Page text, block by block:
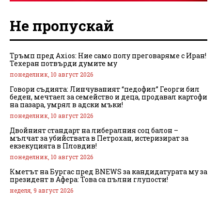
Не пропускай
Тръмп пред Axios: Ние само полу преговаряме с Иран!
Техеран потвърди думите му
понеделник, 10 август 2026
Говори съдията: Линчуваният “педофил” Георги бил
беден, мечтаел за семейство и деца, продавал картофи
на пазара, умрял в адски мъки!
понеделник, 10 август 2026
Двойният стандарт на либералния соц балон –
мълчат за убийствата в Петрохан, истеризират за
екзекуцията в Пловдив!
понеделник, 10 август 2026
Кметът на Бургас пред BNEWS за кандидатурата му за
президент в Афера: Това са пълни глупости!
неделя, 9 август 2026